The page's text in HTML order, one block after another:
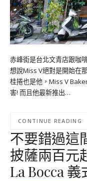
赤峰街是台北文青店跟咖
想說Miss V絕對是開始在
桂捲也是他，Miss V
害! 而且他最新推出…
CONTINUE READING
不要錯過這
披薩兩百元
La Bocca